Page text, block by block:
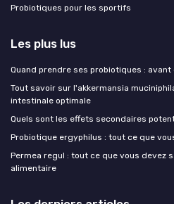
Probiotiques pour les sportifs
Les plus lus
Quand prendre ses probiotiques : avant
Tout savoir sur l'akkermansia
intestinale optimale
Quels sont les effets secondaires
Probiotique ergyphilus : tout ce que
Permea regul : tout ce que vous devez
alimentaire